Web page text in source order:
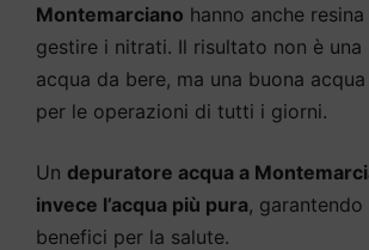
Montemarciano hanno anche
gestire i nitrati. Il risultato non è una
acqua da bere, ma una buona
per le operazioni di tutti i giorni.
Un depuratore acqua a
invece l’acqua più pura,
benefici per la salute.